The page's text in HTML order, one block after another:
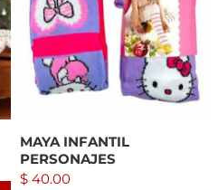
MAYA INFANTIL
PERSONAJES
$ 40.00